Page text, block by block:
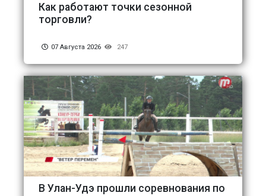
Как работают точки сезонной
торговли?
07 Августа 2026 247
В Улан-Удэ прошли соревнования по